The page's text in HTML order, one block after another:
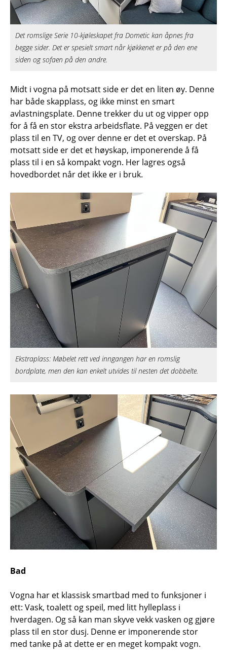
Det romslige Serie 10-kjøleskapet fra Dometic kan åpnes fra
begge sider. Det er spesielt smart når kjøkkenet er på den ene
siden og sofaen på den andre.
Midt i vogna på motsatt side er det en liten øy. Denne
har både skapplass, og ikke minst en smart
avlastningsplate. Denne trekker du ut og vipper opp
for å få en stor ekstra arbeidsflate. På veggen er det
plass til en TV, og over denne er det et overskap. På
motsatt side er det et høyskap, imponerende å få
plass til i en så kompakt vogn. Her lagres også
hovedbordet når det ikke er i bruk.
Ekstraplass: Møbelet rett ved inngangen har en romslig
bordplate, men den kan enkelt utvides til nesten det dobbelte.
Bad
Vogna har et klassisk smartbad med to funksjoner i
ett: Vask, toalett og speil, med litt hylleplass i
hverdagen. Og så kan man skyve vekk vasken og gjøre
plass til en stor dusj. Denne er imponerende stor
med tanke på at dette er en meget kompakt vogn.